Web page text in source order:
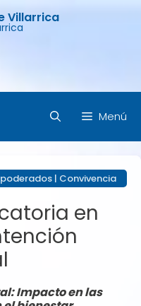
Villarrica
Menú
| Convivencia
en
Impacto en las